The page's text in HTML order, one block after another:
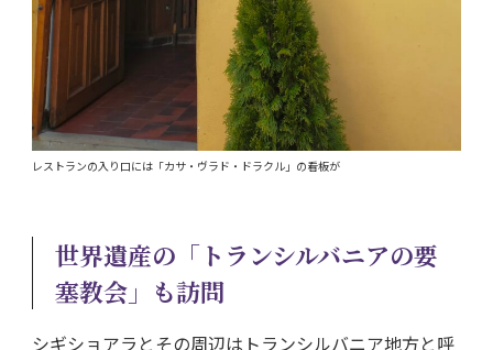
レストランの入り口には「カサ・ヴラド・ドラクル」の看板が
世界遺産の「トランシルバニアの要
塞教会」も訪問
シギショアラとその周辺はトランシルバニア地方と呼